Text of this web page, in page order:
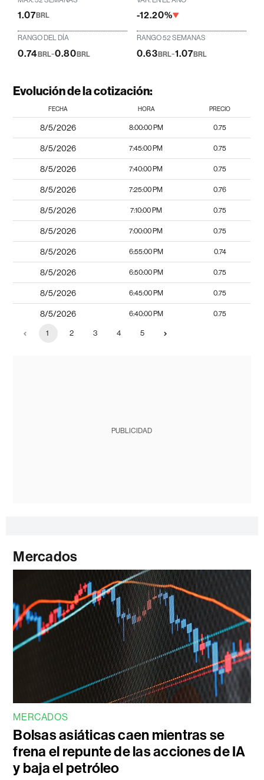
1.07BRL -12.20%
RANGO DEL DÍA
0.74BRL-0.80BRL
RANGO 52 SEMANAS
0.63 BRL-1.07BRL
Evolución de la cotización:
FECHA HORA PRECIO
8/5/2026 8:00:00 PM 0.75
8/5/2026 7:45:00 PM 0.75
8/5/2026 7:40:00 PM 0.75
8/5/2026 7:25:00 PM 0.76
8/5/2026 7:10:00 PM 0.75
8/5/2026 7:00:00 PM 0.75
8/5/2026 6:55:00 PM 0.74
8/5/2026 6:50:00 PM 0.75
8/5/2026 6:45:00 PM 0.75
8/5/2026 6:40:00 PM 0.75
1 2 3 4 5
PUBLICIDAD
Mercados
MERCADOS
Bolsas asiáticas caen mientras se
frena el repunte de las acciones de IA
y baja el petróleo